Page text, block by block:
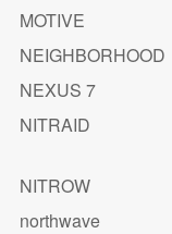
MOTIVE
NEIGHBORHOOD
NEXUS 7
NITRAID
NITROW
northwave